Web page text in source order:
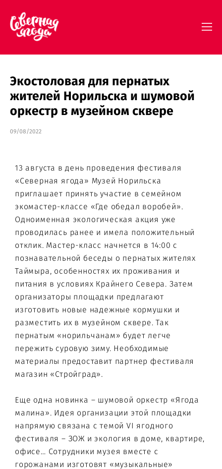
Экостоловая для пернатых
жителей Норильска и шумовой
оркестр в музейном сквере
09/08/2022
13 августа в день проведения фестиваля
«Северная ягода» Музей Норильска
приглашает принять участие в семейном
экомастер-классе «Где обедал воробей».
Одноименная экологическая акция уже
проводилась ранее и имела положительный
отклик. Мастер-класс начнется в 14:00 с
познавательной беседы о пернатых жителях
Таймыра, особенностях их проживания и
питания в условиях Крайнего Севера. Затем
организаторы площадки предлагают
изготовить новые надежные кормушки и
разместить их в музейном сквере. Так
пернатым «норильчанам» будет легче
пережить суровую зиму. Необходимые
материалы предоставит партнер фестиваля
магазин «Стройград».
Еще одна новинка – шумовой оркестр «Ягода
малина». Идея организации этой площадки
напрямую связана с темой VI ягодного
фестиваля – ЗОЖ и экология в доме, квартире,
офисе… Сотрудники музея вместе с
горожанами изготовят «музыкальные»